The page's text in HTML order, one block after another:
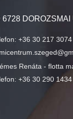
6728 DOROZSMAI
+36 30 217 3074
Renáta - flotta
+36 30 290 1434